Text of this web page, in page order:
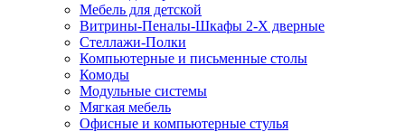
Мебель для детской
Витрины-Пеналы-Шкафы 2-Х дверные
Стеллажи-Полки
Компьютерные и письменные столы
Комоды
Модульные системы
Мягкая мебель
Офисные и компьютерные стулья